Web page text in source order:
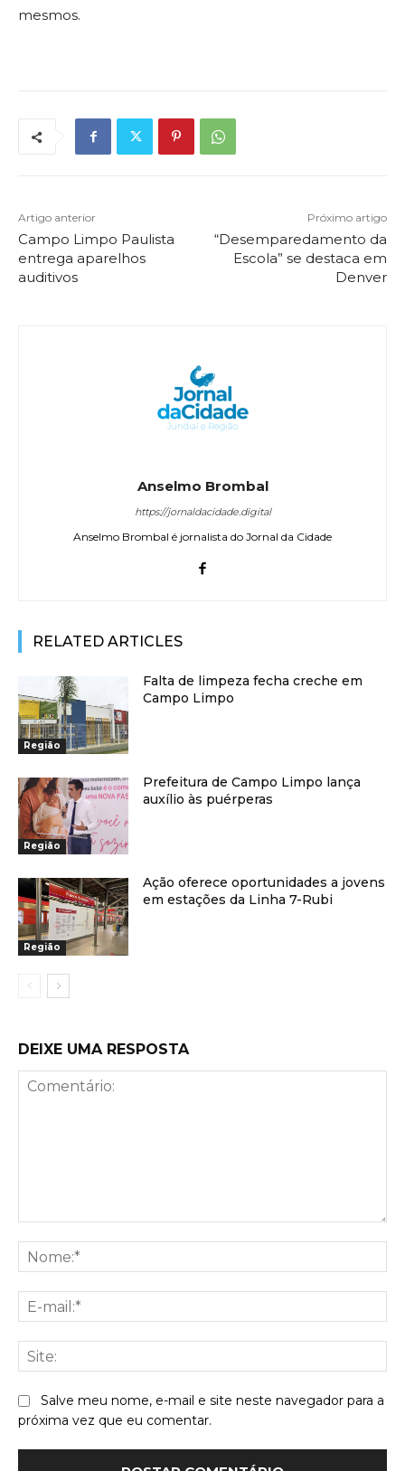
mesmos.
Artigo anterior
Campo Limpo Paulista
entrega aparelhos
auditivos
Próximo artigo
“Desemparedamento da
Escola” se destaca em
Denver
Anselmo Brombal
https://jornaldacidade.digital
Anselmo Brombal é jornalista do Jornal da Cidade
RELATED ARTICLES
Região
Falta de limpeza fecha creche em
Campo Limpo
Região
Prefeitura de Campo Limpo lança
auxílio às puérperas
Região
Ação oferece oportunidades a jovens
em estações da Linha 7-Rubi
DEIXE UMA RESPOSTA
Salve meu nome, e-mail e site neste navegador para a
próxima vez que eu comentar.